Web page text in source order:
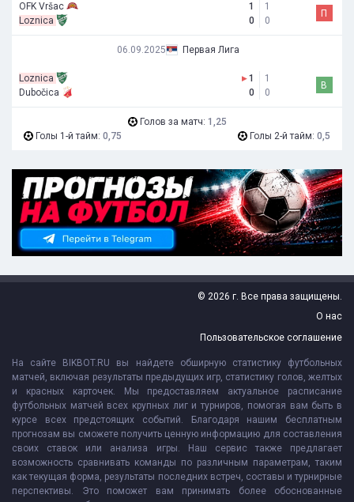
OFK Vršac
Loznica
1
0
1
0
П
06.09.2025 Первая Лига
Loznica
Dubočica
▸1
0
1
0
В
Голов за матч: 1,25
Голы 1-й тайм: 0,75 Голы 2-й тайм: 0,5
© 2026 г. Все права защищены.
О нас
Пользовательское соглашение
На сайте BIKBOT.RU вы найдете обширную статистику футбольных
матчей, включая результаты предыдущих игр, статистику голов, желтых
и красных карточек. Мы предоставляем актуальное расписание
футбольных матчей всех крупных лиг и турниров, помогая вам быть в
курсе всех предстоящих событий. Благодаря нашим бесплатным
прогнозам вы сможете получить ценную информацию для составления
своих ставок или анализа игры. Наш сервис также предлагает
возможность сравнивать команды по различным параметрам, таким
как текущая форма, результаты последних встреч, составы и турнирные
перспективы. Это поможет вам принимать более обоснованные